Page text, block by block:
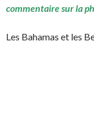
commentaire sur la
Les Bahamas et les